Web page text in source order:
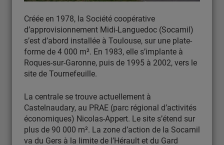
Créée en 1978, la Société coopérative
d’approvisionnement Midi-Languedoc (Socamil)
s’est d’abord installée à Toulouse, sur une plate-
forme de 4 000 m². En 1983, elle s’implante à
Roques-sur-Garonne, puis de 1995 à 2002, vers le
site de Tournefeuille.
La centrale se trouve actuellement à
Castelnaudary, au PRAE (parc régional d’activités
économiques) Nicolas-Appert. Le site s’étend sur
plus de 90 000 m². La zone d’action de la Socamil
va du Gers à la limite de l’Hérault et du Gard